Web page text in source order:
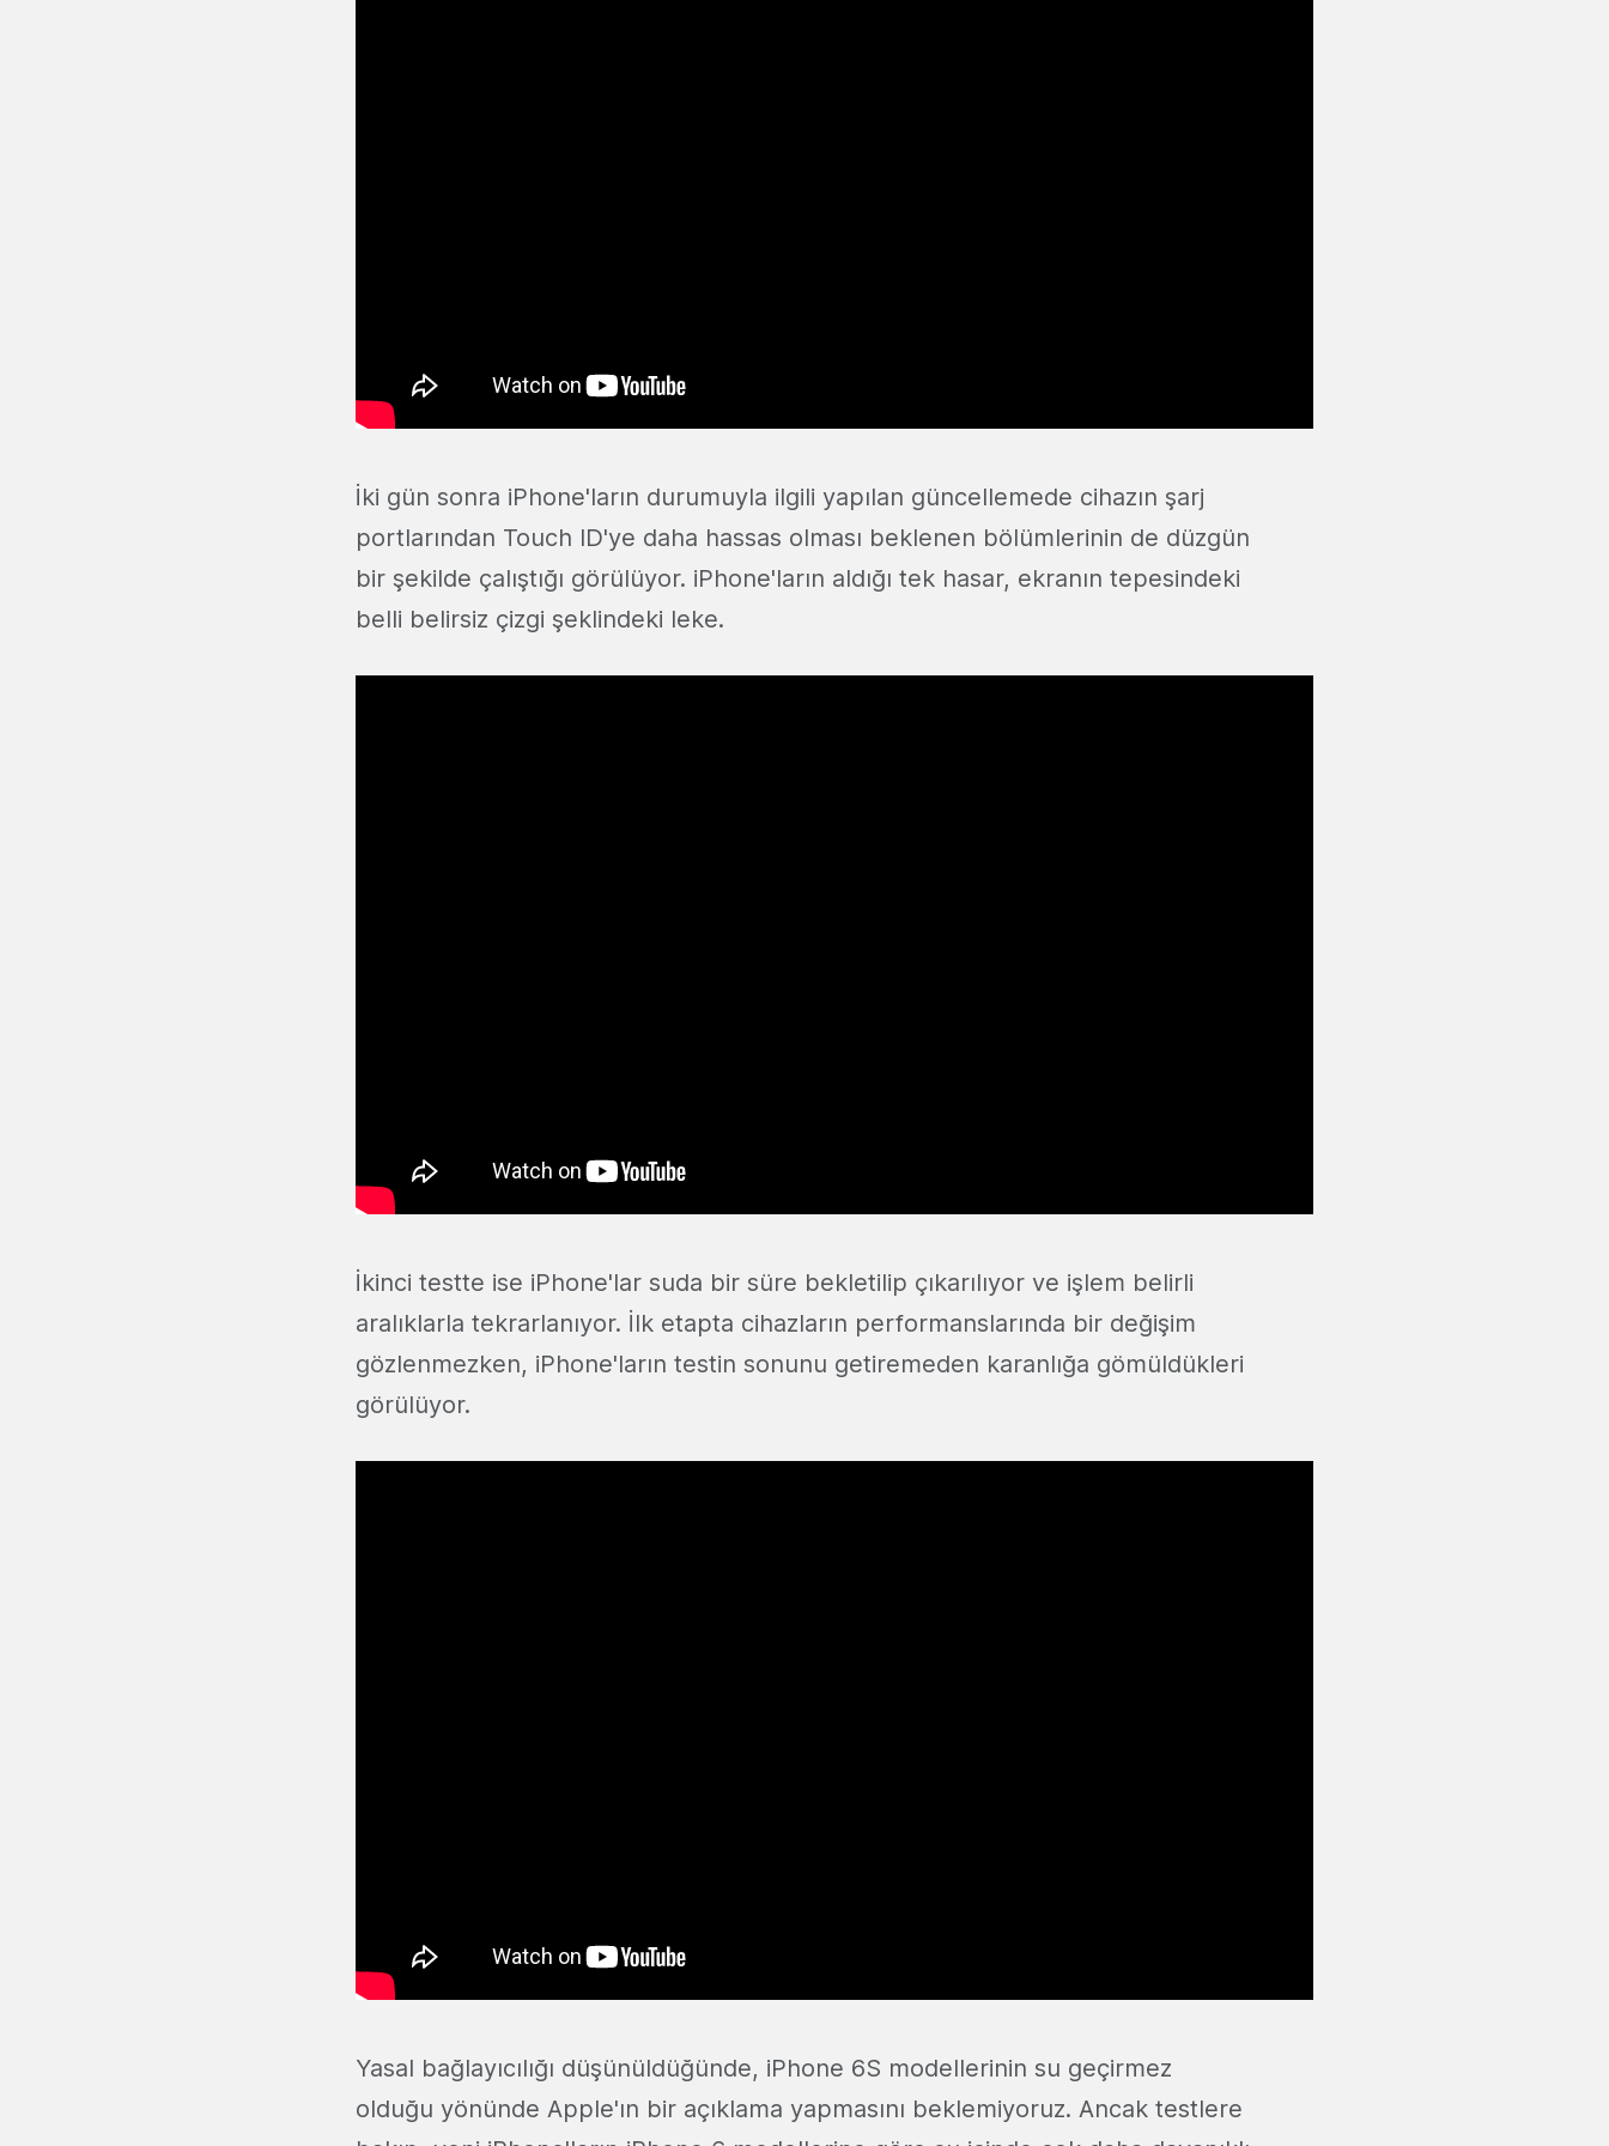
İki gün sonra iPhone'ların durumuyla ilgili yapılan güncellemede cihazın şarj
portlarından Touch ID'ye daha hassas olması beklenen bölümlerinin de düzgün
bir şekilde çalıştığı görülüyor. iPhone'ların aldığı tek hasar, ekranın tepesindeki
belli belirsiz çizgi şeklindeki leke.
İkinci testte ise iPhone'lar suda bir süre bekletilip çıkarılıyor ve işlem belirli
aralıklarla tekrarlanıyor. İlk etapta cihazların performanslarında bir değişim
gözlenmezken, iPhone'ların testin sonunu getiremeden karanlığa gömüldükleri
görülüyor.
Yasal bağlayıcılığı düşünüldüğünde, iPhone 6S modellerinin su geçirmez
olduğu yönünde Apple'ın bir açıklama yapmasını beklemiyoruz. Ancak testlere